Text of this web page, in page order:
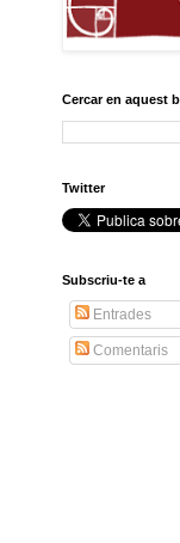
Cercar en aquest
Twitter
Subscriu-te a
Entrades
Comentaris